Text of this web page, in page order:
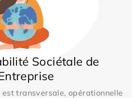
Sociétale de
est transversale, opérationnelle